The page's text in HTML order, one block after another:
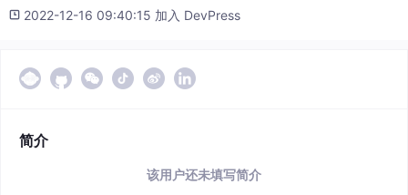
2022-12-16 09:40:15 加入 DevPress
简介
该用户还未填写简介